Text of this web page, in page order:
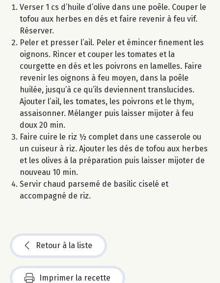
Verser 1 cs d’huile d’olive dans une poêle. Couper le
tofou aux herbes en dés et faire revenir à feu vif.
Réserver.
Peler et presser l’ail. Peler et émincer finement les
oignons. Rincer et couper les tomates et la
courgette en dés et les poivrons en lamelles. Faire
revenir les oignons à feu moyen, dans la poêle
huilée, jusqu’à ce qu’ils deviennent translucides.
Ajouter l’ail, les tomates, les poivrons et le thym,
assaisonner. Mélanger puis laisser mijoter à feu
doux 20 min.
Faire cuire le riz ½ complet dans une casserole ou
un cuiseur à riz. Ajouter les dés de tofou aux herbes
et les olives à la préparation puis laisser mijoter de
nouveau 10 min.
Servir chaud parsemé de basilic ciselé et
accompagné de riz.
Retour à la liste
Imprimer la recette